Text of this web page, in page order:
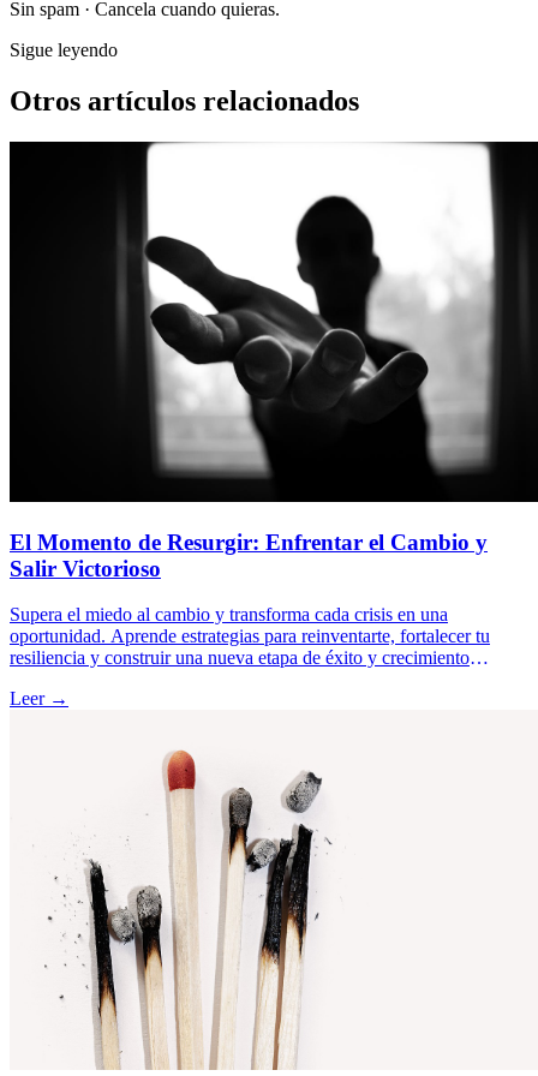
Sin spam · Cancela cuando quieras.
Sigue leyendo
Otros artículos relacionados
El Momento de Resurgir: Enfrentar el Cambio y
Salir Victorioso
Supera el miedo al cambio y transforma cada crisis en una
oportunidad. Aprende estrategias para reinventarte, fortalecer tu
resiliencia y construir una nueva etapa de éxito y crecimiento
Leer →